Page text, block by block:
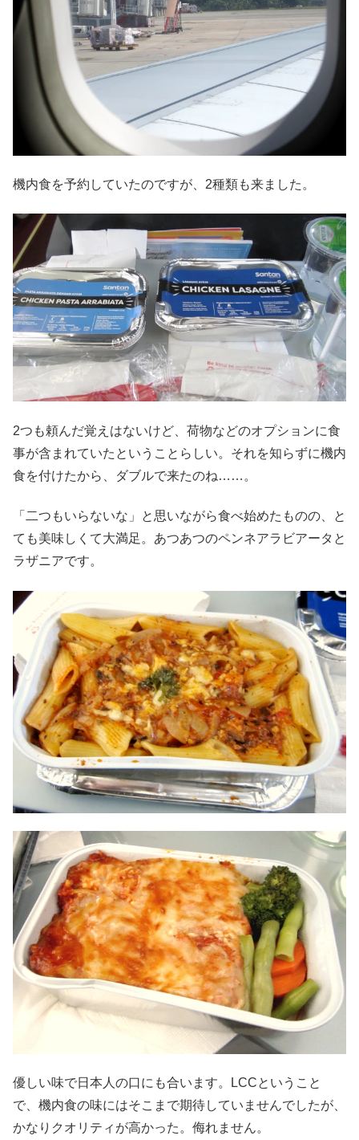
機内食を予約していたのですが、2種類も来ました。
2つも頼んだ覚えはないけど、荷物などのオプションに食
事が含まれていたということらしい。それを知らずに機内
食を付けたから、ダブルで来たのね……。
「二つもいらないな」と思いながら食べ始めたものの、と
ても美味しくて大満足。あつあつのペンネアラビアータと
ラザニアです。
優しい味で日本人の口にも合います。LCCということ
で、機内食の味にはそこまで期待していませんでしたが、
かなりクオリティが高かった。侮れません。